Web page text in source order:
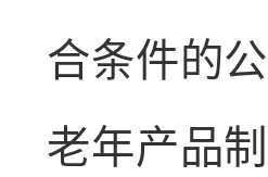
合条件的
老年产品